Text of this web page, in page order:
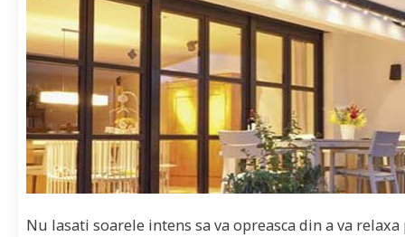
Nu lasati soarele intens sa va opreasca din a va